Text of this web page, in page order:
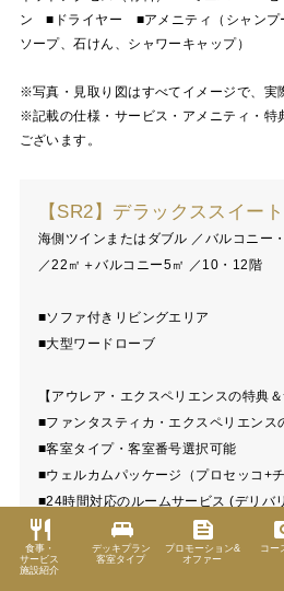
restaurant
食事・
サービス
施設紹介
king_bed
デッキプラン
客室タイプ
feed
プロモーション&
オファー
コー
ン ■ドライヤー ■アメニティ（シャンプ
ソープ、石けん、シャワーキャップ）
※写真・見取り図はすべてイメージで、実
※記載の仕様・サービス・アメニティ・特
ございます。
【SR2】デラックススイー
海側ツインまたはダブル
バルコニー
22㎡＋バルコニー5㎡
10・12階
■ソファ付きリビングエリア
■大型ワードローブ
【アウレア・エクスペリエンスの特典＆
■ファンタスティカ・エクスペリエンス
■客室タイプ・客室番号選択可能
■ウェルカムパッケージ（プロセッコ+チ
■24時間対応のルームサービス (デリバ
■客室内での朝食(デリバリー料金：無
■割引料金でドリンクパッケージを購入